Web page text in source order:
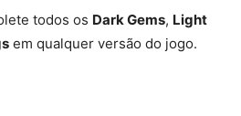
todos os Dark Gems, Light
em qualquer versão do jogo.